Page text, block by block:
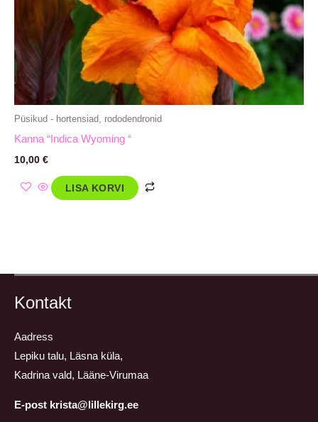
Püsikud - hortensiad, rododendronid
Kanna “Indica Wyoming “
10,00 €
LISA KORVI
Kontakt
Aadress
Lepiku talu, Läsna küla,
Kadrina vald, Lääne-Virumaa
E-post krista@lillekirg.ee